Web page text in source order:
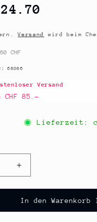
Versand wird beim
CHF
SKU:
68086
Versand
CHF 85.–
Lieferzeit:
Erhöhe
die
Menge
für
THE
In den Warenkorb